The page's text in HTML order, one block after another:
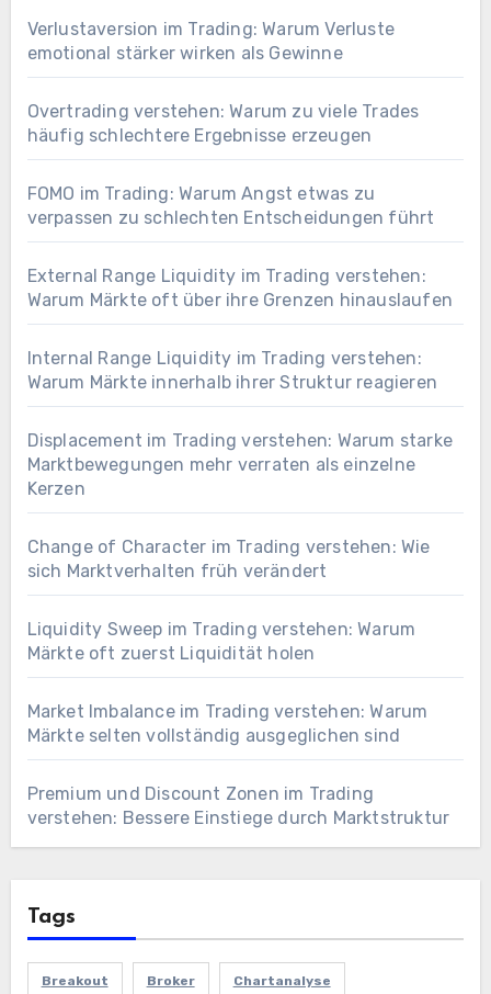
Verlustaversion im Trading: Warum Verluste
emotional stärker wirken als Gewinne
Overtrading verstehen: Warum zu viele Trades
häufig schlechtere Ergebnisse erzeugen
FOMO im Trading: Warum Angst etwas zu
verpassen zu schlechten Entscheidungen führt
External Range Liquidity im Trading verstehen:
Warum Märkte oft über ihre Grenzen hinauslaufen
Internal Range Liquidity im Trading verstehen:
Warum Märkte innerhalb ihrer Struktur reagieren
Displacement im Trading verstehen: Warum starke
Marktbewegungen mehr verraten als einzelne
Kerzen
Change of Character im Trading verstehen: Wie
sich Marktverhalten früh verändert
Liquidity Sweep im Trading verstehen: Warum
Märkte oft zuerst Liquidität holen
Market Imbalance im Trading verstehen: Warum
Märkte selten vollständig ausgeglichen sind
Premium und Discount Zonen im Trading
verstehen: Bessere Einstiege durch Marktstruktur
Tags
Breakout Broker Chartanalyse